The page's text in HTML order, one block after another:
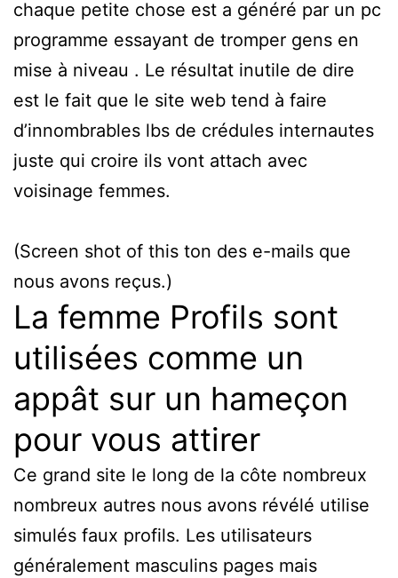
chaque petite chose est a généré par un pc
programme essayant de tromper gens en
mise à niveau . Le résultat inutile de dire
est le fait que le site web tend à faire
d’innombrables lbs de crédules internautes
juste qui croire ils vont attach avec
voisinage femmes.
(Screen shot of this ton des e-mails que
nous avons reçus.)
La femme Profils sont
utilisées comme un
appât sur un hameçon
pour vous attirer
Ce grand site le long de la côte nombreux
nombreux autres nous avons révélé utilise
simulés faux profils. Les utilisateurs
généralement masculins pages mais